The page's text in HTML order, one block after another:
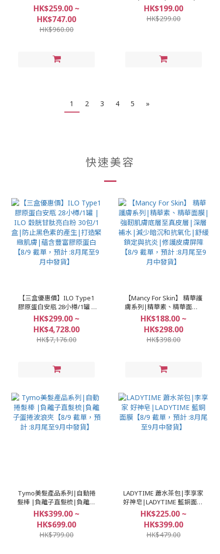
ATR-360專利吸收技術【8/9
截單，預計 :8月尾至9月中發
貨】
HK$259.00 ~
HK$747.00
HK$960.00
易收納【8/9 截單，預計 :8
月尾至9月中發貨】
HK$199.00
HK$299.00
1 2 3 4 5 »
快速美容
【三盒優惠價】ILO Type1
膠原蛋白安瓶 28小樽/1罐 |
ILO 穀胱甘肽亮白粉 30包/1
盒|防止黑色素的產生|打造
緊緻肌膚|蘊含豐富膠原蛋白
【8/9 截單，預計 :8月尾至9
HK$299.00 ~
HK$4,728.00
HK$7,176.00
【Mancy For Skin】 精華護
膚系列|精華素、精華面膜|
強靭肌膚底層至真皮層|深層
補水|減少暗沉和抗氧化|舒
緩鎖定與抗炎|修護皮膚屏障
【8/9 截單，預計 :8月尾至9
HK$188.00 ~
HK$298.00
HK$398.00
Tymo美髮產品系列|自動捲
髮棒 |負離子直髮梳|負離子
蛋捲波浪夾【8/9 截單，預
計 :8月尾至9月中發貨】
HK$399.00 ~
HK$699.00
HK$799.00
LADYTIME 蕭水茶包|李享家
好神皂|LADYTIME 藍銅面膜
【8/9 截單，預計 :8月尾至9
月中發貨】
HK$225.00 ~
HK$399.00
HK$479.00